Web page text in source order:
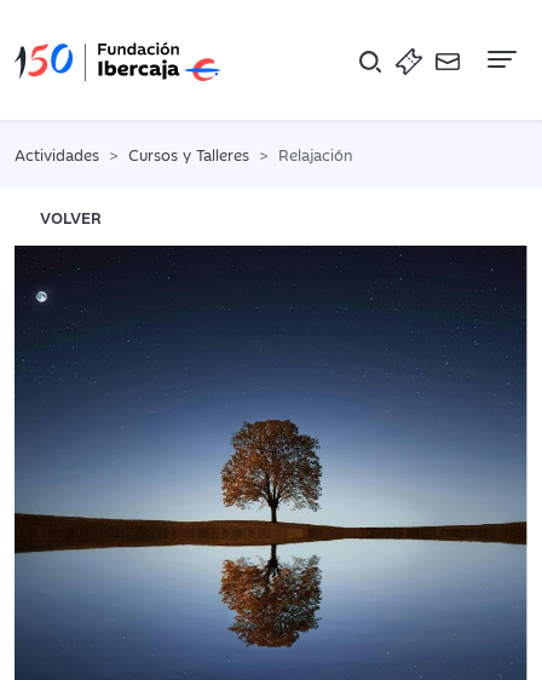
Actividades Cursos y Talleres Relajación
VOLVER